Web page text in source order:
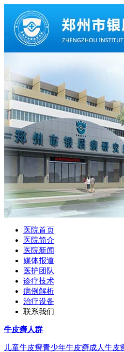
医院首页
医院简介
医院新闻
媒体报道
医护团队
诊疗技术
病例解析
治疗设备
联系我们
牛皮癣人群
儿童牛皮癣青少年牛皮癣成人牛皮